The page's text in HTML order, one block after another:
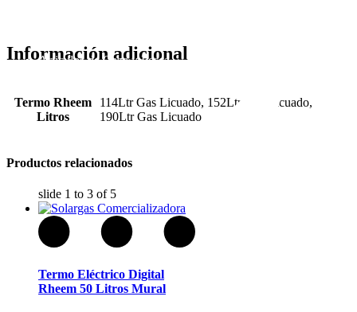
Articulos de Caza y Pesca
Información adicional
Termo Rheem
Litros
114Ltr Gas Licuado, 152Ltr Gas Licuado,
190Ltr Gas Licuado
Productos relacionados
slide 1 to 3 of 5
Termo Eléctrico Digital
Rheem 50 Litros Mural